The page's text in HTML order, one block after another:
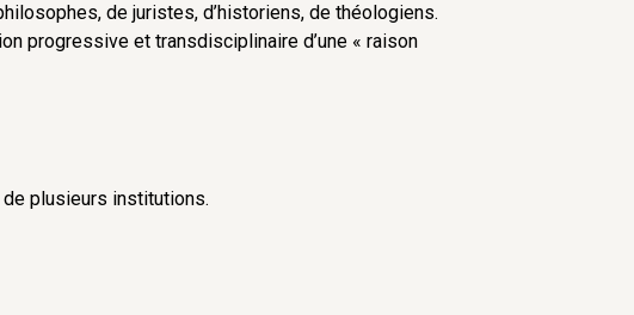
de juristes, d’historiens, de théologiens.
progressive et transdisciplinaire d’une « raison
plusieurs institutions.